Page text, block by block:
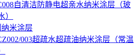
自清洁防静电超亲水纳米涂层（玻
）
米涂层
003超疏水超疏油纳米涂层（常温